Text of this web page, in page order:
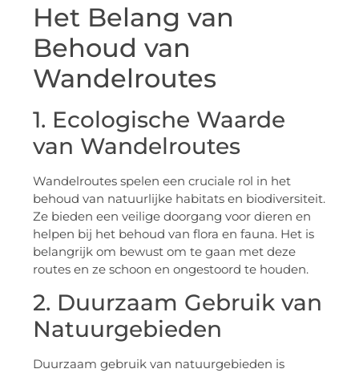
Het Belang van
Behoud van
Wandelroutes
1. Ecologische Waarde
van Wandelroutes
Wandelroutes spelen een cruciale rol in het
behoud van natuurlijke habitats en biodiversiteit.
Ze bieden een veilige doorgang voor dieren en
helpen bij het behoud van flora en fauna. Het is
belangrijk om bewust om te gaan met deze
routes en ze schoon en ongestoord te houden.
2. Duurzaam Gebruik van
Natuurgebieden
Duurzaam gebruik van natuurgebieden is